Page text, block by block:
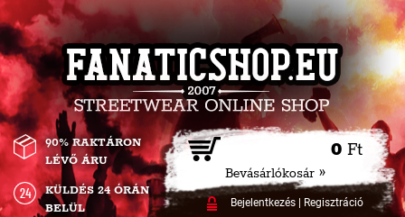
0 Ft
Bevásárlókosár »
Bejelentkezés| Regisztráció
90% RAKTÁRON
LÉVŐ ÁRU
KÜLDÉS 24 ÓRÁN
BELÜL